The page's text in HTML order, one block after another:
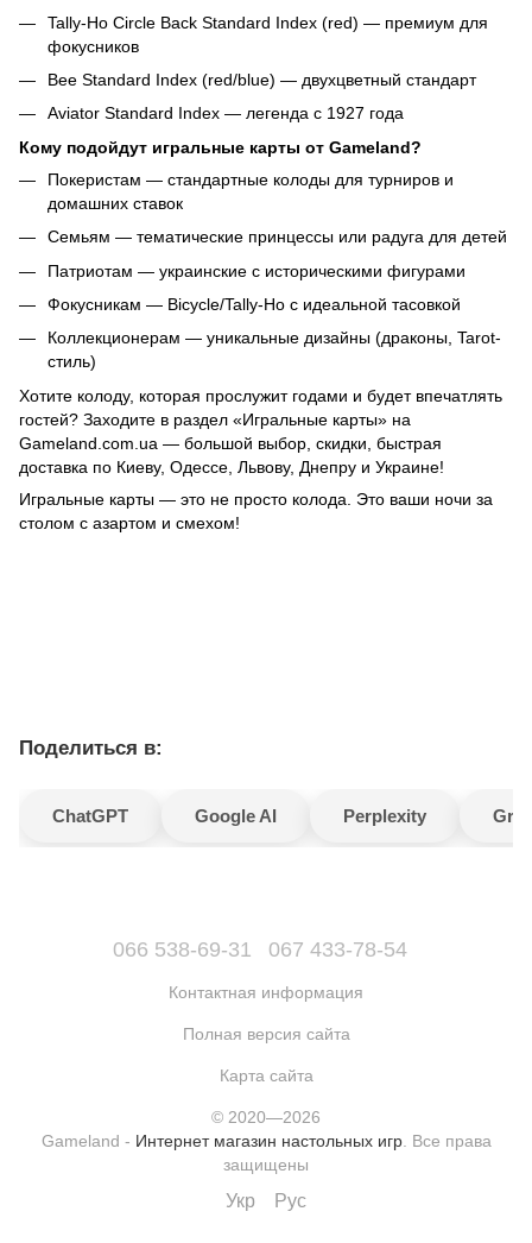
Tally-Ho Circle Back Standard Index (red) — премиум для
фокусников
Bee Standard Index (red/blue) — двухцветный стандарт
Aviator Standard Index — легенда с 1927 года
Кому подойдут игральные карты от Gameland?
Покеристам — стандартные колоды для турниров и
домашних ставок
Семьям — тематические принцессы или радуга для детей
Патриотам — украинские с историческими фигурами
Фокусникам — Bicycle/Tally-Ho с идеальной тасовкой
Коллекционерам — уникальные дизайны (драконы, Tarot-
стиль)
Хотите колоду, которая прослужит годами и будет впечатлять
гостей? Заходите в раздел «Игральные карты» на
Gameland.com.ua — большой выбор, скидки, быстрая
доставка по Киеву, Одессе, Львову, Днепру и Украине!
Игральные карты — это не просто колода. Это ваши ночи за
столом с азартом и смехом!
Поделиться в:
ChatGPT Google AI Perplexity
066 538-69-31 067 433-78-54
Контактная информация
Полная версия сайта
Карта сайта
© 2020—2026
Gameland - Интернет магазин настольных игр. Все права
защищены
Укр Рус